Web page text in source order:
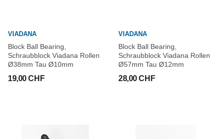
VIADANA
Block Ball Bearing,
Schraubblock Viadana Rollen
Ø38mm Tau Ø10mm
19,00 CHF
VIADANA
Block Ball Bearing,
Schraubblock Viadana Rollen
Ø57mm Tau Ø12mm
28,00 CHF